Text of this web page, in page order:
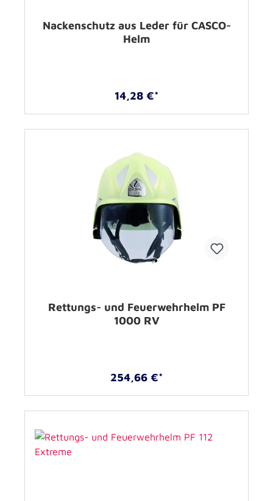
Nackenschutz aus Leder für CASCO-
Helm
14,28 €*
Rettungs- und Feuerwehrhelm PF
1000 RV
254,66 €*